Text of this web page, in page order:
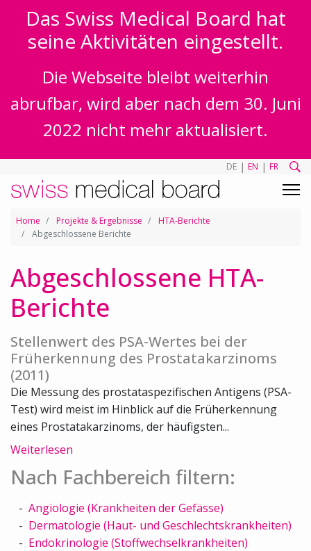
Das Swiss Medical Board hat
seine Aktivitäten eingestellt.
Die Webseite bleibt weiterhin
abrufbar, wird aber nach dem 30. Juni
2022 nicht mehr aktualisiert.
DE | EN | FR
Home Projekte & Ergebnisse
HTA-Berichte
Abgeschlossene Berichte
Abgeschlossene HTA-
Berichte
Stellenwert des PSA-Wertes bei der
Früherkennung des Prostatakarzinoms
(2011)
Die Messung des prostataspezifischen Antigens (PSA-
Test) wird meist im Hinblick auf die Früherkennung
eines Prostatakarzinoms, der häufigsten...
Weiterlesen
Nach Fachbereich filtern:
Angiologie (Krankheiten der Gefässe)
Dermatologie (Haut- und Geschlechtskrankheiten)
Endokrinologie (Stoffwechselkrankheiten)